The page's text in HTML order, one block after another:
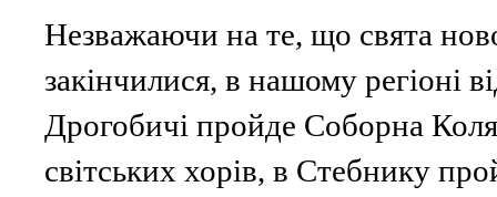
Незважаючи на те, що свята
закінчилися, в нашому регіоні
Дрогобичі пройде Соборна
світських хорів, в Стебнику